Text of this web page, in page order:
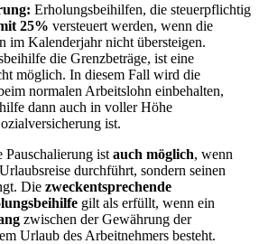
Erholungsbeihilfen, die steuerpflichtig
25% versteuert werden, wenn die
im Kalenderjahr nicht übersteigen.
die Grenzbeträge, ist eine
möglich. In diesem Fall wird die
normalen Arbeitslohn einbehalten,
dann auch in voller Höhe
ist.
Pauschalierung ist auch möglich, wenn
durchführt, sondern seinen
Die zweckentsprechende
gilt als erfüllt, wenn ein
zwischen der Gewährung der
Urlaub des Arbeitnehmers besteht.